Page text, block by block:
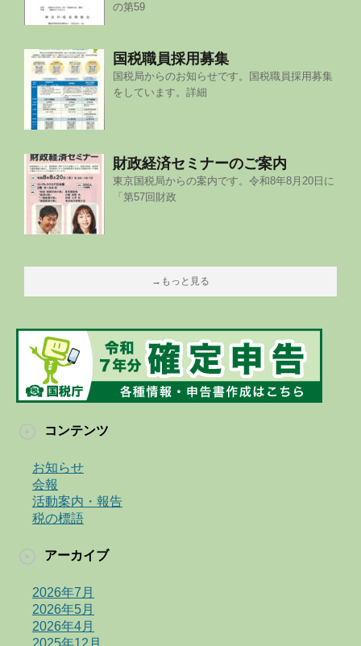
の第59
国税職員採用募集
国税局からのお知らせです。国税職員採用募集
をしています。詳細
財政経済セミナーのご案内
東京国税局からの案内です。令和8年8月20日に
「第57回財政
→もっと見る
コンテンツ
お知らせ
会報
活動案内・報告
税の標語
アーカイブ
2026年7月
2026年5月
2026年4月
2025年12月